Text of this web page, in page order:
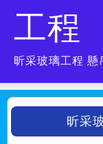
工程
昕采玻璃工程 懸
昕采